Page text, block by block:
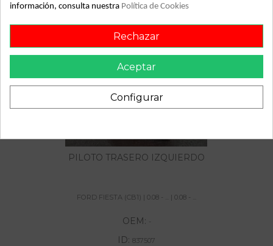
También podría gustarte
PILOTO TRASERO IZQUIERDO
FORD FIESTA (CB1) | 0.08 - ... | 0.08 - ...
OEM: -
ID: 837507
información, consulta nuestra Política de Cookies
Rechazar
Aceptar
Configurar